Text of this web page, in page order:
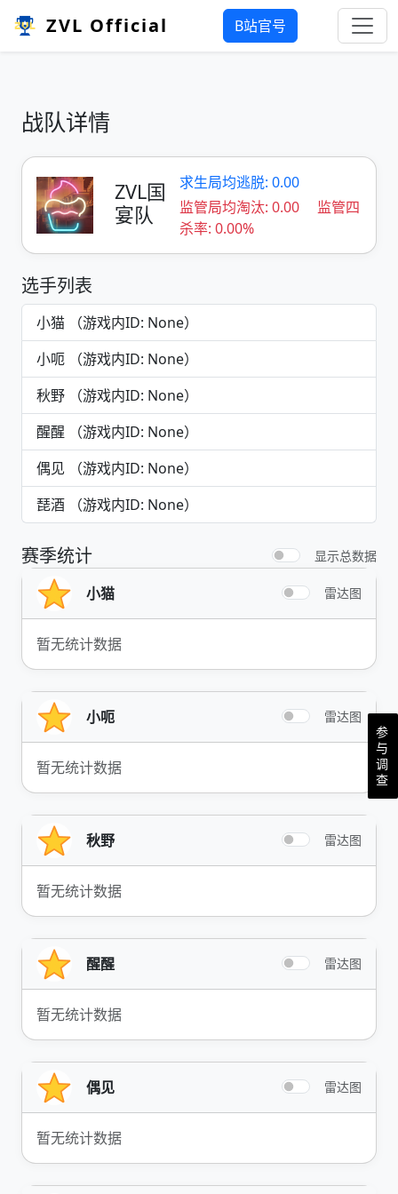
ZVL Official B站官号
战队详情
ZVL国
宴队
求生局均逃脱: 0.00
监管局均淘汰: 0.00
监管四
杀率: 0.00%
选手列表
小猫 （游戏内ID: None）
小呃 （游戏内ID: None）
秋野 （游戏内ID: None）
醒醒 （游戏内ID: None）
偶见 （游戏内ID: None）
琵酒 （游戏内ID: None）
赛季统计 显示总数据
小猫 雷达图
暂无统计数据
小呃 雷达图
暂无统计数据
秋野 雷达图
暂无统计数据
醒醒 雷达图
暂无统计数据
偶见 雷达图
暂无统计数据
参
与
调
查